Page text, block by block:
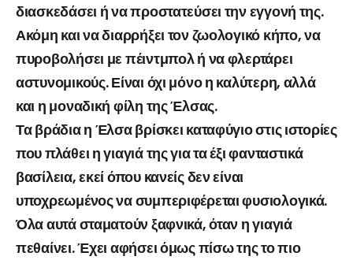
διασκεδάσει ή να προστατεύσει την εγγονή της.
Ακόμη και να διαρρήξει τον ζωολογικό κήπο, να
πυροβολήσει με πέιντμπολ ή να φλερτάρει
αστυνομικούς. Είναι όχι μόνο η καλύτερη, αλλά
και η μοναδική φίλη της Έλσας.
Τα βράδια η Έλσα βρίσκει καταφύγιο στις ιστορίες
που πλάθει η γιαγιά της για τα έξι φανταστικά
βασίλεια, εκεί όπου κανείς δεν είναι
υποχρεωμένος να συμπεριφέρεται φυσιολογικά.
Όλα αυτά σταματούν ξαφνικά, όταν η γιαγιά
πεθαίνει. Έχει αφήσει όμως πίσω της το πιο